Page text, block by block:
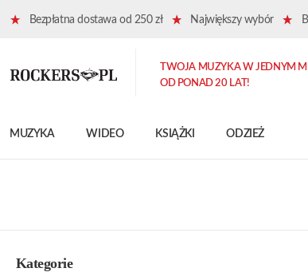
Bezpłatna dostawa od 250 zł Największy wybór
MUZYKA WIDEO KSIĄŻKI ODZIEŻ
TWOJA MUZYKA W JEDNYM
OD PONAD 20 LAT!
Kategorie